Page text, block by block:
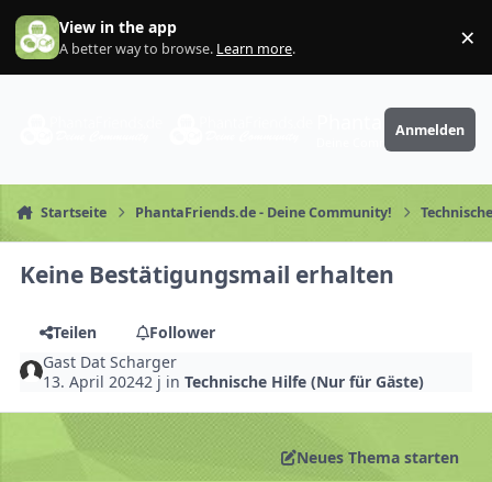
Zum Inhalt springen
View in the app
A better way to browse. Learn more. ×
PhantaFriends.de
Anmelden
Startseite PhantaFriends.de - Deine Community!
Keine Bestätigungsmail erhalten
Teilen
Follower
Gast Dat Scharger
13. April 20242 j inTechnische Hilfe (Nur für Gäste)
Neues Thema starten